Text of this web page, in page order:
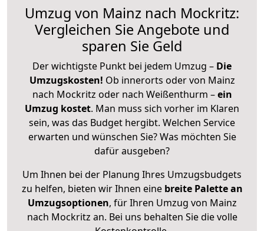
Umzug von Mainz nach Mockritz:
Vergleichen Sie Angebote und
sparen Sie Geld
Der wichtigste Punkt bei jedem Umzug – Die
Umzugskosten! Ob innerorts oder von Mainz
nach Mockritz oder nach Weißenthurm –ein
Umzug kostet. Man muss sich vorher im Klaren
sein, was das Budget hergibt. Welchen Service
erwarten und wünschen Sie? Was möchten Sie
dafür ausgeben?
Um Ihnen bei der Planung Ihres Umzugsbudgets
zu helfen, bieten wir Ihnen eine breite Palette an
Umzugsoptionen, für Ihren Umzug von Mainz
nach Mockritz an. Bei uns behalten Sie die volle